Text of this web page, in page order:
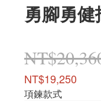
勇腳勇
NT$19,250
項鍊款式